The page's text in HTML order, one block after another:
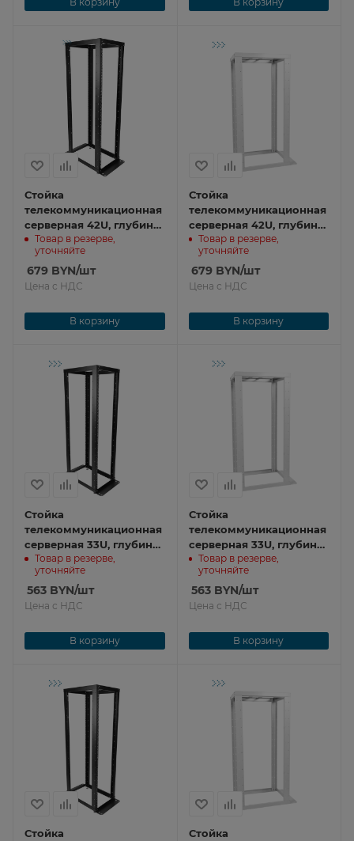
Стойка
телекоммуникационная
серверная 42U, глубина
1000 мм, цвет черный
СТК-С-42.2.1000-9005
Товар в резерве,
уточняйте
679 BYN/шт
Цена с НДС
В корзину
Стойка
телекоммуникационная
серверная 42U, глубина
1000 мм СТК-С-42.2.1000
Товар в резерве,
уточняйте
679BYN/шт
Цена с НДС
В корзину
Стойка
телекоммуникационная
серверная 33U, глубина
750 мм, цвет черный
СТК-С-33.2.750-9005
Товар в резерве,
уточняйте
563 BYN/шт
Цена с НДС
В корзину
Стойка
телекоммуникационная
серверная 33U, глубина
750 мм СТК-С-33.2.750
Товар в резерве,
уточняйте
563BYN/шт
Цена с НДС
В корзину
Стойка
Стойка